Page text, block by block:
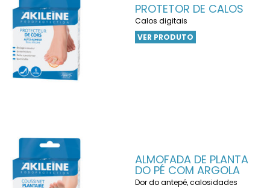
PROTETOR DE CALOS
Calos digitais
VER PRODUTO
ALMOFADA DE PLANTA
DO PÉ COM ARGOLA
Dor do antepé, calosidades